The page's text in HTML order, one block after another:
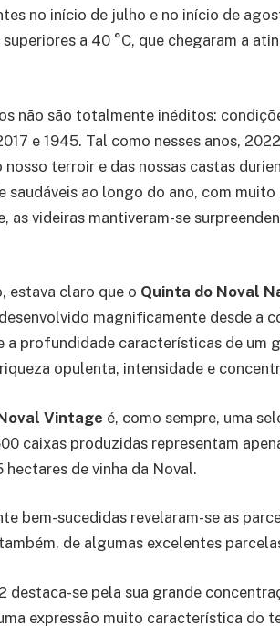
no início de julho e no início de
a 40 °C, que chegaram a
não são totalmente inéditos:
e 1945. Tal como nesses anos,
nosso terroir e das nossas castas
saudáveis ao longo do ano, com
as videiras mantiveram-se
estava claro que o Quinta do Noval
magnificamente desde a
a profundidade características de um
opulenta, intensidade e
Vintage é, como sempre, uma
caixas produzidas representam
hectares de vinha da Noval.
bem-sucedidas revelaram-se as
de algumas excelentes
destaca-se pela sua grande
expressão muito característica do